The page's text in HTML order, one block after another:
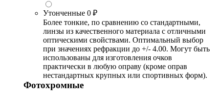
Утонченные 0 ₽
Более тонкие, по сравнению со стандартными,
линзы из качественного материала с отличными
оптическими свойствами. Оптимальный выбор
при значениях рефракции до +/- 4.00. Могут быть
использованы для изготовления очков
практически в любую оправу (кроме оправ
нестандартных крупных или спортивных форм).
Фотохромные